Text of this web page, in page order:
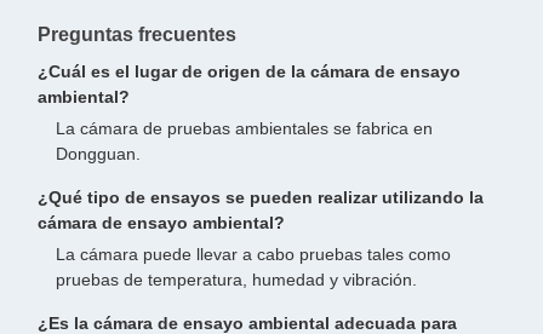
Preguntas frecuentes
¿Cuál es el lugar de origen de la cámara de ensayo
ambiental?
La cámara de pruebas ambientales se fabrica en
Dongguan.
¿Qué tipo de ensayos se pueden realizar utilizando la
cámara de ensayo ambiental?
La cámara puede llevar a cabo pruebas tales como
pruebas de temperatura, humedad y vibración.
¿Es la cámara de ensayo ambiental adecuada para